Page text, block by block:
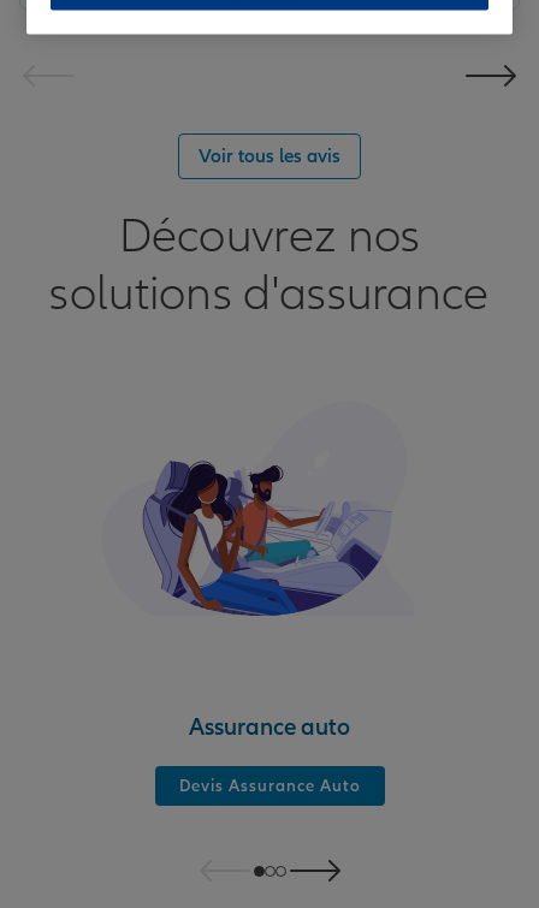
Voir tous les avis
Découvrez nos
solutions d'assurance
Assurance auto
Devis Assurance Auto